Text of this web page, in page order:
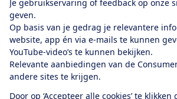
Je gebruikservaring of feedback op onze
geven.
Op basis van je gedrag je relevantere
website, app én via e-mails te kunnen
YouTube-video’s te kunnen bekijken.
Relevante aanbiedingen van de
andere sites te krijgen.
Door op ‘Accepteer alle cookies’ te
app
Algemene Voorwaarden
Cookiebeleid
Privacyvoorkeuren
Toegankelijkheid
RSS-feed nieuws
FacebookTwitter